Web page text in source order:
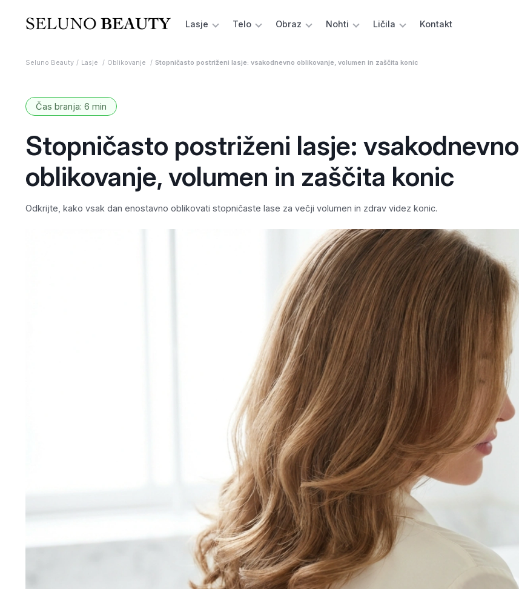
Lasje Telo Obraz Nohti Ličila Kontakt
Seluno Beauty Lasje Oblikovanje Stopničasto postriženi lasje: vsakodnevno oblikovanje, volumen in zaščita konic
Čas branja: 6 min
Stopničasto postriženi lasje: vsakodnevno
oblikovanje, volumen in zaščita konic
Odkrijte, kako vsak dan enostavno oblikovati stopničaste lase za večji volumen in zdrav videz konic.